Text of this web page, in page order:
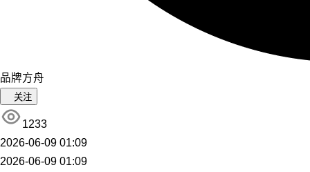
品牌方舟
关注
1233
2026-06-09 01:09
2026-06-09 01:09